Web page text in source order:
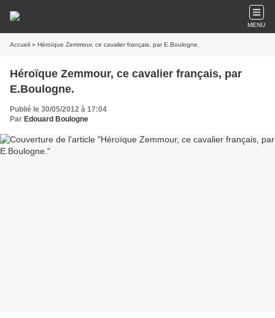
MENU
Accueil » Héroïque Zemmour, ce cavalier français, par E.Boulogne.
Héroïque Zemmour, ce cavalier français, par
E.Boulogne.
Publié le 30/05/2012 à 17:04
Par Edouard Boulogne